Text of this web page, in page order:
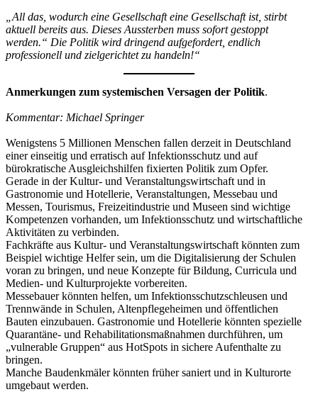
„All das, wodurch eine Gesellschaft eine Gesellschaft ist, stirbt
aktuell bereits aus. Dieses Aussterben muss sofort gestoppt
werden.“ Die Politik wird dringend aufgefordert, endlich
professionell und zielgerichtet zu handeln!“
Anmerkungen zum systemischen Versagen der Politik.
Kommentar: Michael Springer
Wenigstens 5 Millionen Menschen fallen derzeit in Deutschland
einer einseitig und erratisch auf Infektionsschutz und auf
bürokratische Ausgleichshilfen fixierten Politik zum Opfer.
Gerade in der Kultur- und Veranstaltungswirtschaft und in
Gastronomie und Hotellerie, Veranstaltungen, Messebau und
Messen, Tourismus, Freizeitindustrie und Museen sind wichtige
Kompetenzen vorhanden, um Infektionsschutz und wirtschaftliche
Aktivitäten zu verbinden.
Fachkräfte aus Kultur- und Veranstaltungswirtschaft könnten zum
Beispiel wichtige Helfer sein, um die Digitalisierung der Schulen
voran zu bringen, und neue Konzepte für Bildung, Curricula und
Medien- und Kulturprojekte vorbereiten.
Messebauer könnten helfen, um Infektionsschutzschleusen und
Trennwände in Schulen, Altenpflegeheimen und öffentlichen
Bauten einzubauen. Gastronomie und Hotellerie könnten spezielle
Quarantäne- und Rehabilitationsmaßnahmen durchführen, um
„vulnerable Gruppen“ aus HotSpots in sichere Aufenthalte zu
bringen.
Manche Baudenkmäler könnten früher saniert und in Kulturorte
umgebaut werden.